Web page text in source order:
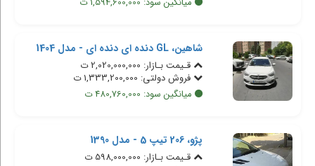
شاهین، GL دنده ای دنده ای - مدل 1404
قـیمت بـازار: 2,020,000,000 ت
فروش دولتی: 1,333,200,000 ت
میانگین سود: 480,760,000 ت
پژو، 206 تیپ 5 - مدل 1390
قـیمت بـازار: 598,000,000 ت